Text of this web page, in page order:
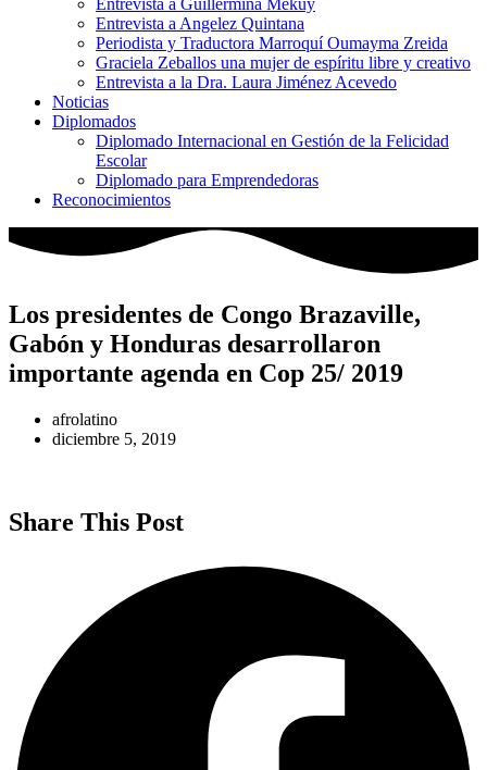
Entrevista a Guillermina Mekuy
Entrevista a Angelez Quintana
Periodista y Traductora Marroquí Oumayma Zreida
Graciela Zeballos una mujer de espíritu libre y creativo
Entrevista a la Dra. Laura Jiménez Acevedo
Noticias
Diplomados
Diplomado Internacional en Gestión de la Felicidad
Escolar
Diplomado para Emprendedoras
Reconocimientos
Los presidentes de Congo Brazaville,
Gabón y Honduras desarrollaron
importante agenda en Cop 25/ 2019
afrolatino
diciembre 5, 2019
Share This Post